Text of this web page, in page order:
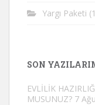
Yargı Paketi
SON
EVLİLİK
MUSUNUZ? 7